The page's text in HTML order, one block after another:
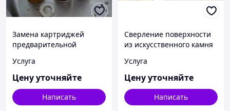
Замена картриджей
предварительной
ступени очистки)
Услуга
Цену уточняйте
Написать
Сверление поверхности
из искусственного камня
Услуга
Цену уточняйте
Написать